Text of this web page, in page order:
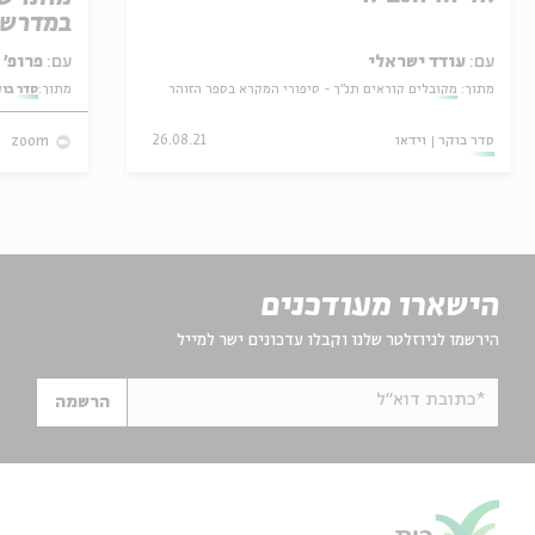
עם: עודד ישראלי
מתוך: מקובלים קוראים תנ"ך - סיפורי המקרא בספר הזוהר
סדר בוקר וידאו 26.08.21
עם: פרופ' אביגדור שנאן
מתוך:סדר
zoom
הישארו מעודכנים
הירשמו לניוזלטר שלנו וקבלו עדכונים ישר למייל
*כתובת דוא"ל הרשמה